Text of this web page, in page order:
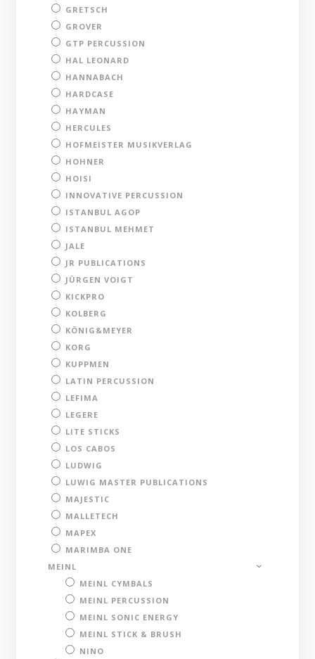
GRETSCH
GROVER
GTP PERCUSSION
HAL LEONARD
HANNABACH
HARDCASE
HAYMAN
HERCULES
HOFMEISTER MUSIKVERLAG
HOHNER
HOISI
INNOVATIVE PERCUSSION
ISTANBUL AGOP
ISTANBUL MEHMET
JALE
JR PUBLICATIONS
JÜRGEN VOIGT
KICKPRO
KOLBERG
KÖNIG&MEYER
KORG
KUPPMEN
LATIN PERCUSSION
LEFIMA
LEGERE
LITE STICKS
LOS CABOS
LUDWIG
LUWIG MASTER PUBLICATIONS
MAJESTIC
MALLETECH
MAPEX
MARIMBA ONE
MEINL
MEINL CYMBALS
MEINL PERCUSSION
MEINL SONIC ENERGY
MEINL STICK & BRUSH
NINO